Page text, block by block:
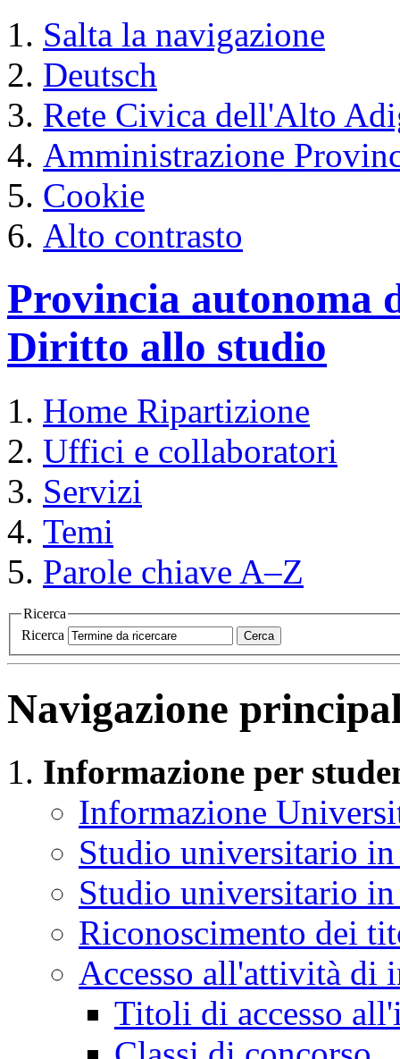
Salta la navigazione
Deutsch
Rete Civica dell'Alto
Amministrazione
Cookie
Alto contrasto
Provincia autonoma
Diritto allo studio
Home Ripartizione
Uffici e collaboratori
Servizi
Temi
Parole chiave A–Z
Ricerca
Ricerca
Cerca
Navigazione
Informazione per
Informazione
Studio universitario
Studio universitario
Riconoscimento dei
Accesso all'attività di
Titoli di accesso